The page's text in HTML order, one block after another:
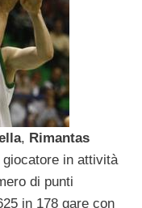
, Rimantas
in attività
di punti
in 178 gare con